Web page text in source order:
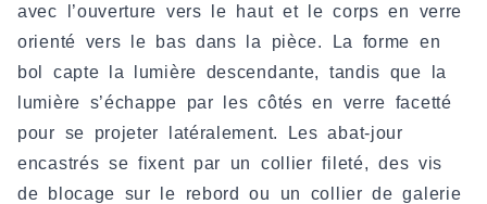
avec l’ouverture vers le haut et le corps en verre
orienté vers le bas dans la pièce. La forme en
bol capte la lumière descendante, tandis que la
lumière s’échappe par les côtés en verre facetté
pour se projeter latéralement. Les abat-jour
encastrés se fixent par un collier fileté, des vis
de blocage sur le rebord ou un collier de galerie